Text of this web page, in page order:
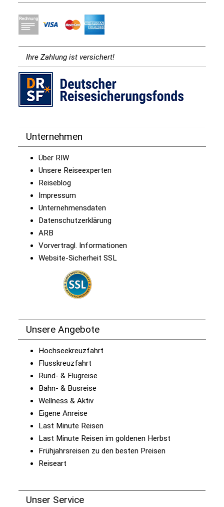
Ihre Zahlung ist versichert!
Unternehmen
Über RIW
Unsere Reiseexperten
Reiseblog
Impressum
Unternehmensdaten
Datenschutzerklärung
ARB
Vorvertragl. Informationen
Website-Sicherheit SSL
Unsere Angebote
Hochseekreuzfahrt
Flusskreuzfahrt
Rund- & Flugreise
Bahn- & Busreise
Wellness & Aktiv
Eigene Anreise
Last Minute Reisen
Last Minute Reisen im goldenen Herbst
Frühjahrsreisen zu den besten Preisen
Reiseart
Unser Service